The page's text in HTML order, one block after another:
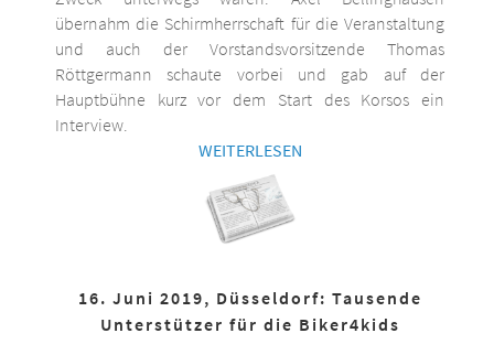
übernahm die Schirmherrschaft für die Veranstaltung
und auch der Vorstandsvorsitzende Thomas
Röttgermann schaute vorbei und gab auf der
Hauptbühne kurz vor dem Start des Korsos ein
Interview.
WEITERLESEN
16. Juni 2019, Düsseldorf: Tausende
Unterstützer für die Biker4kids